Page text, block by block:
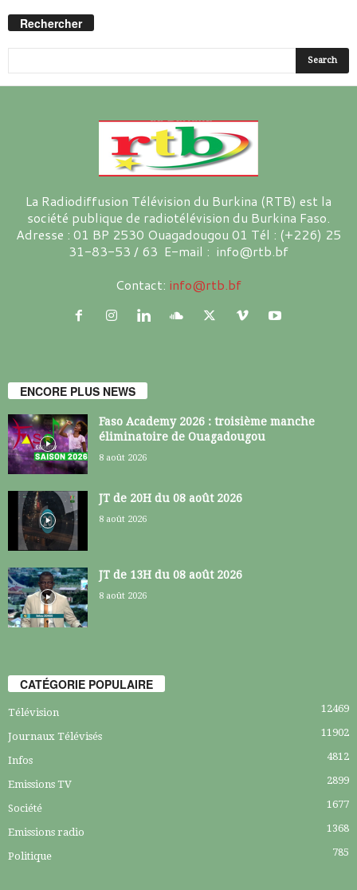
Rechercher
La Radiodiffusion Télévision du Burkina (RTB) est la
société publique de radiotélévision du Burkina Faso.
Adresse : 01 BP 2530 Ouagadougou 01 Tél : (+226) 25
31-83-53 / 63 E-mail : info@rtb.bf
Contact: info@rtb.bf
ENCORE PLUS NEWS
Faso Academy 2026 : troisième manche
éliminatoire de Ouagadougou
8 août 2026
JT de 20H du 08 août 2026
8 août 2026
JT de 13H du 08 août 2026
8 août 2026
CATÉGORIE POPULAIRE
Télévision 12469
Journaux Télévisés 11902
Infos 4812
Emissions TV 2899
Société 1677
Emissions radio 1368
Politique 785